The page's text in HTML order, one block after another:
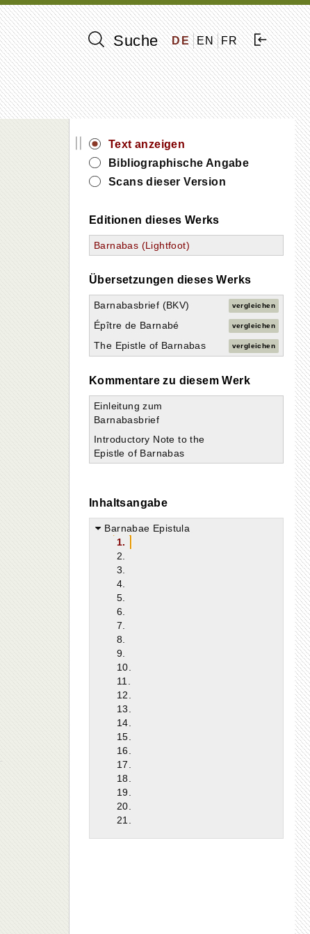
Suche DE EN FR
||
Text anzeigen
Bibliographische Angabe
Scans dieser Version
Editionen dieses Werks
Barnabas (Lightfoot)
Übersetzungen dieses Werks
Barnabasbrief (BKV) vergleichen
Épître de Barnabé vergleichen
The Epistle of Barnabas vergleichen
Kommentare zu diesem Werk
Einleitung zum
Barnabasbrief
Introductory Note to the
Epistle of Barnabas
Inhaltsangabe
Barnabae Epistula
1.
2.
3.
4.
5.
6.
7.
8.
9.
10.
11.
12.
13.
14.
15.
16.
17.
18.
19.
20.
21.